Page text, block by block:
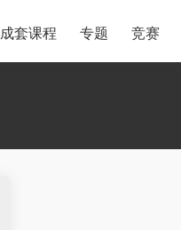
成套课程 专题 竞赛